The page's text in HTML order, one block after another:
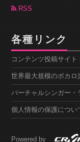
ブ RSS
各種リンク
コンテンツ投稿サイト
世界最大規模のボカ
バーチャルシンガー・
個人情報の保護につい
Powered by